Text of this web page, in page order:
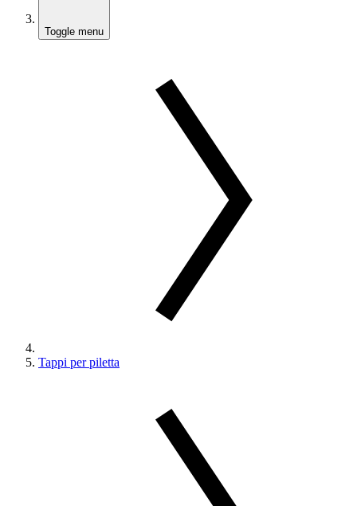
Toggle menu
Tappi per piletta